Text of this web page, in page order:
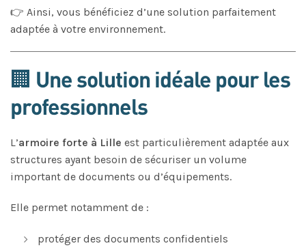
👉 Ainsi, vous bénéficiez d’une solution parfaitement
adaptée à votre environnement.
🏢 Une solution idéale pour les
professionnels
L’armoire forte à Lille est particulièrement adaptée aux
structures ayant besoin de sécuriser un volume
important de documents ou d’équipements.
Elle permet notamment de :
protéger des documents confidentiels